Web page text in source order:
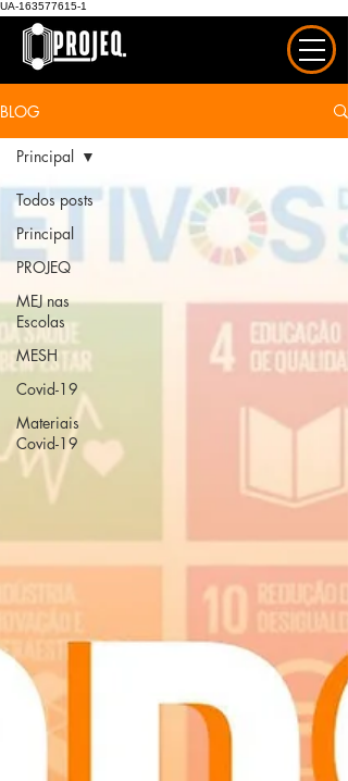
UA-163577615-1
BLOG
Todos posts
Principal
PROJEQ
MEJ nas
Escolas
MESH
Covid-19
Materiais
Covid-19
Principal